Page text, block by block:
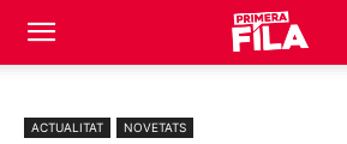
ACTUALITAT NOVETATS